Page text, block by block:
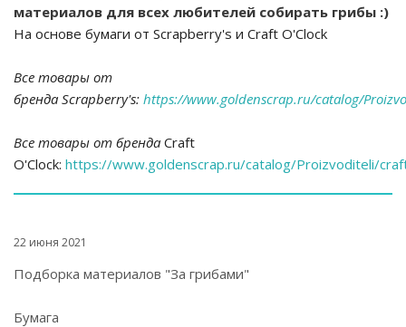
материалов для всех любителей собирать грибы :)
На основе бумаги от Scrapberry's и Craft O'Clock
Все товары от
бренда Scrapberry's: https://www.goldenscrap.ru/catalog/
Все товары от бренда Craft
O'Clock: https://www.goldenscrap.ru/catalog/Proizvoditeli/
22 июня 2021
Подборка материалов "За грибами"
Бумага